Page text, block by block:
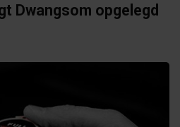
Dwangsom opgelegd